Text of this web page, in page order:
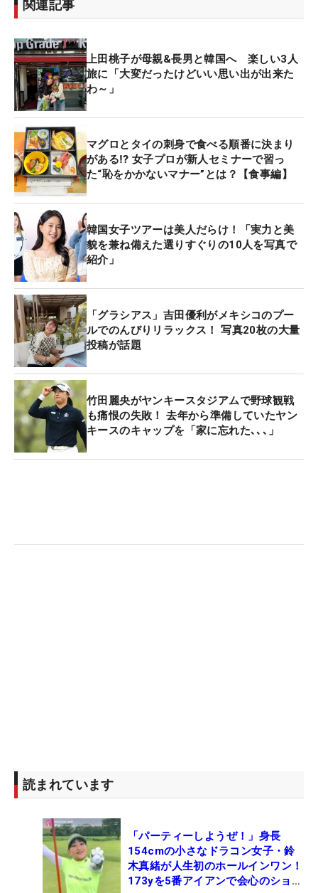
関連記事
上田桃子が母親&長男と韓国へ 楽しい3人
旅に「大変だったけどいい思い出が出来た
わ～」
マグロとタイの刺身で食べる順番に決まり
がある⁉ 女子プロが新人セミナーで習っ
た“恥をかかないマナー”とは？【食事編】
韓国女子ツアーは美人だらけ！「実力と美
貌を兼ね備えた選りすぐりの10人を写真で
紹介」
「グラシアス」吉田優利がメキシコのプー
ルでのんびりリラックス！ 写真20枚の大量
投稿が話題
竹田麗央がヤンキースタジアムで野球観戦
も痛恨の失敗！ 去年から準備していたヤン
キースのキャップを「家に忘れた､､､」
読まれています
「パーティーしようぜ！」身長
154cmの小さなドラコン女子・鈴
木真緒が人生初のホールインワン！
173yを5番アイアンで会心のショッ